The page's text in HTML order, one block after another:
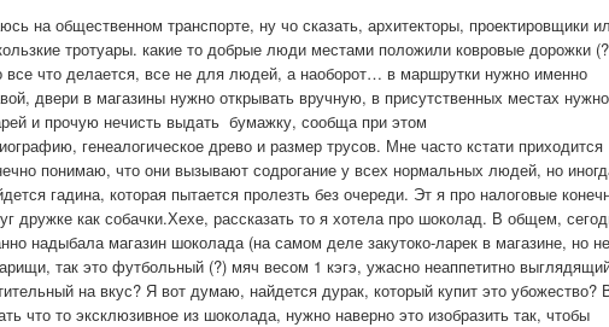
на общественном транспорте, ну чо сказать, архитекторы, проектировщики
тротуары. какие то добрые люди местами положили ковровые дорожки
все что делается, все не для людей, а наоборот… в маршрутки нужно именно
двери в магазины нужно открывать вручную, в присутственных местах нужно
и прочую нечисть выдать бумажку, сообща при этом
генеалогическое древо и размер трусов. Мне часто кстати приходится
понимаю, что они вызывают содрогание у всех нормальных людей, но
гадина, которая пытается пролезть без очереди. Эт я про налоговые
дружке как собачки.Хехе, рассказать то я хотела про шоколад. В общем,
надыбала магазин шоколада (на самом деле закутоко-ларек в магазине, но не
так это футбольный (?) мяч весом 1 кэгэ, ужасно неаппетитно
на вкус? Я вот думаю, найдется дурак, который купит это убожество?
что то эксклюзивное из шоколада, нужно наверно это изобразить так, чтобы